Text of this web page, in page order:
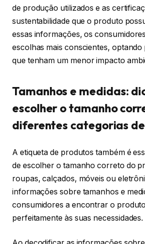
de produção utilizados e as
sustentabilidade que o produto
essas informações, os
escolhas mais conscientes,
que tenham um menor impacto
Tamanhos e medidas:
escolher o tamanho
diferentes categorias
A etiqueta de produtos também é
de escolher o tamanho correto do
roupas, calçados, móveis ou
informações sobre tamanhos e
consumidores a encontrar o
perfeitamente às suas necessidades.